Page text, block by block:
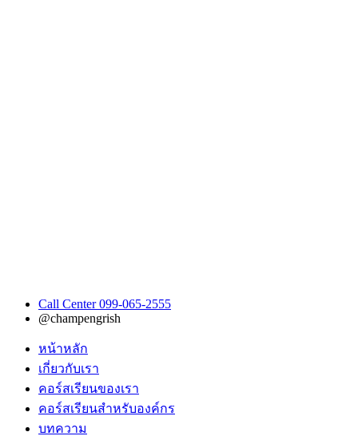
Call Center 099-065-2555
@champengrish
หน้าหลัก
เกี่ยวกับเรา
คอร์สเรียนของเรา
คอร์สเรียนสำหรับองค์กร
บทความ